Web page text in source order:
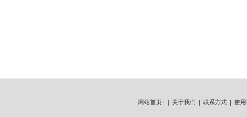
网站首页 关于我们 联系方式 使用